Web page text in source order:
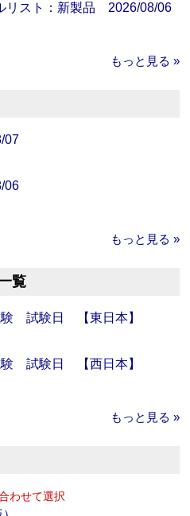
リスト：新製品 2026/08/06
もっと見る »
07
06
もっと見る »
覧
試験日 【東日本】
試験日 【西日本】
もっと見る »
わせて選択